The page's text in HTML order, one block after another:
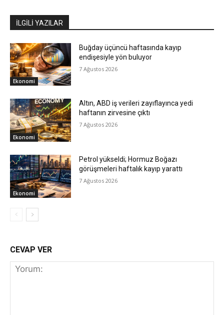
İLGİLİ YAZILAR
Ekonomi
Buğday üçüncü haftasında kayıp
endişesiyle yön buluyor
7 Ağustos 2026
Ekonomi
Altın, ABD iş verileri zayıflayınca yedi
haftanın zirvesine çıktı
7 Ağustos 2026
Ekonomi
Petrol yükseldi; Hormuz Boğazı
görüşmeleri haftalık kayıp yarattı
7 Ağustos 2026
CEVAP VER